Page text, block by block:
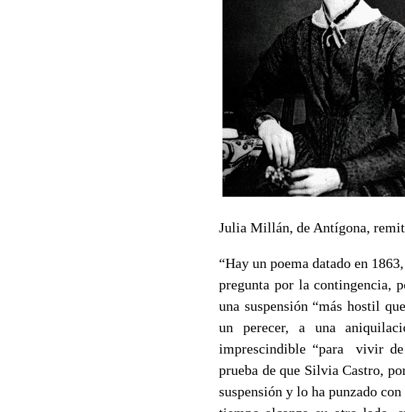
Julia Millán, de Antígona,
“Hay un poema datado en
pregunta por la contingencia,
una suspensión “más hostil
un perecer, a una
imprescindible “para vivir
prueba de que Silvia Castro,
suspensión y lo ha punzado